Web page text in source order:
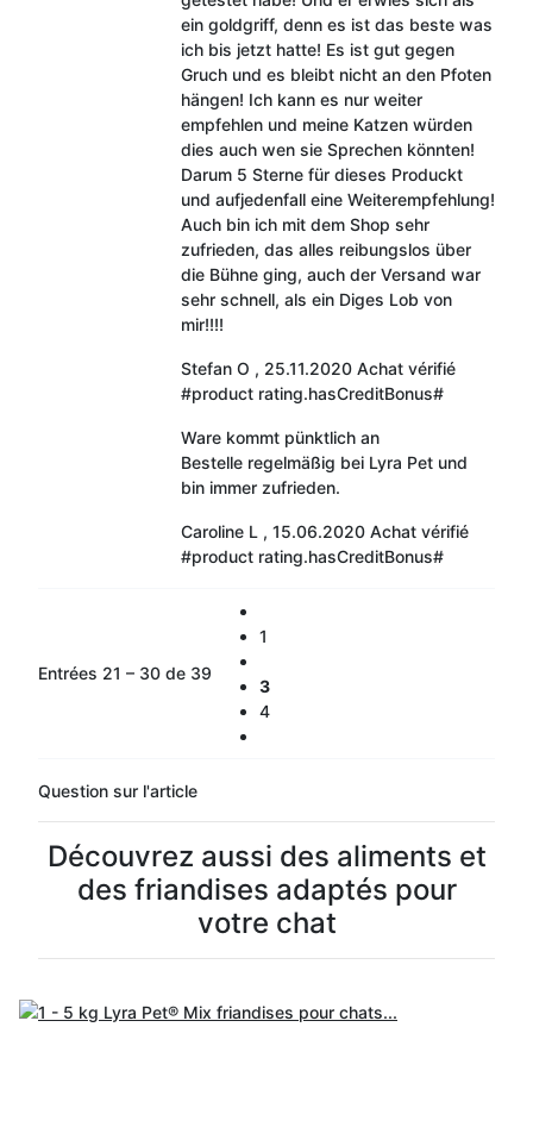
ein goldgriff, denn es ist das beste was
ich bis jetzt hatte! Es ist gut gegen
Gruch und es bleibt nicht an den Pfoten
hängen! Ich kann es nur weiter
empfehlen und meine Katzen würden
dies auch wen sie Sprechen könnten!
Darum 5 Sterne für dieses Produckt
und aufjedenfall eine Weiterempfehlung!
Auch bin ich mit dem Shop sehr
zufrieden, das alles reibungslos über
die Bühne ging, auch der Versand war
sehr schnell, als ein Diges Lob von
mir!!!!
Stefan O , 25.11.2020 Achat vérifié
#product rating.hasCreditBonus#
Ware kommt pünktlich an
Bestelle regelmäßig bei Lyra Pet und
bin immer zufrieden.
Caroline L , 15.06.2020 Achat vérifié
#product rating.hasCreditBonus#
Entrées 21 – 30 de 39
1
3
4
Question sur l'article
Découvrez aussi des aliments et
des friandises adaptés pour
votre chat